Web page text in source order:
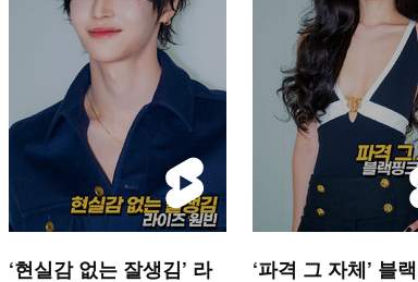
‘현실감 없는 잘생김’ 라
‘파격 그 자체’ 블